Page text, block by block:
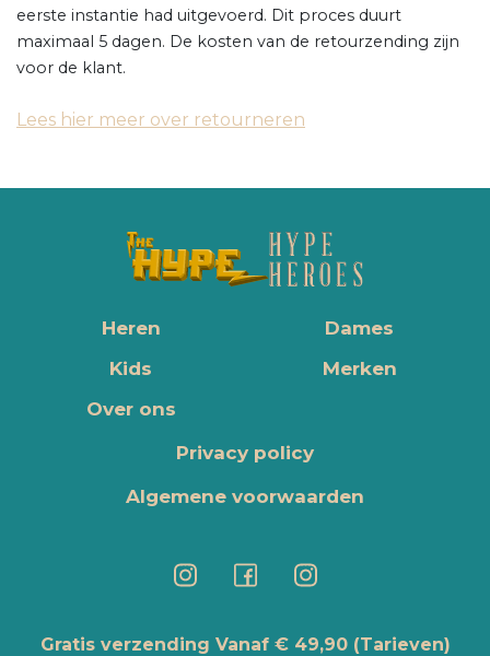
eerste instantie had uitgevoerd. Dit proces duurt
maximaal 5 dagen. De kosten van de retourzending zijn
voor de klant.
Lees hier meer over retourneren
Heren
Dames
Kids
Merken
Over ons
Privacy policy
Algemene voorwaarden
Gratis verzending Vanaf € 49,90 (Tarieven)